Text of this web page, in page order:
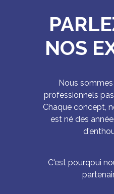
NOS
Nous
professionnels
Chaque concept,
est né des
C'est pourqoui